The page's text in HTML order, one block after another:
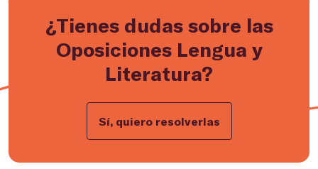
¿Tienes dudas sobre las
Oposiciones Lengua y
Literatura?
Sí, quiero resolverlas